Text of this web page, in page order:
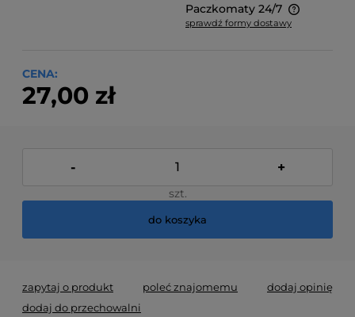
Paczkomaty 24/7
Cena nie zawiera ewentualnych kosztów płatności
sprawdź formy dostawy
CENA:
27,00 zł
- +
szt.
do koszyka
zapytaj o produkt poleć znajomemu
dodaj opinię
dodaj do przechowalni